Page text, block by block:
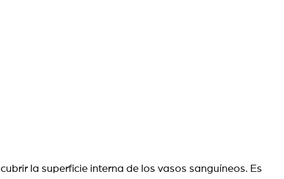
la superficie interna de los vasos sanguíneos. Es